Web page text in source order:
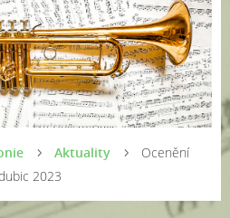
Aktuality
Ocenění
2023